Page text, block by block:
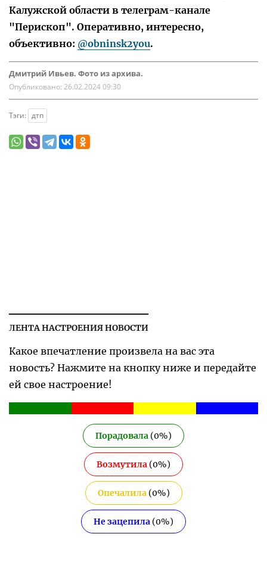
Калужской области в телеграм-канале
"Перископ". Оперативно, интересно,
объективно: @obninsk2you.
Дмитрий Ивьев. Фото из архива.
Опубликовано: 26.02.2024 09:30
Тэги: дтп
ЛЕНТА НАСТРОЕНИЯ НОВОСТИ
Какое впечатление произвела на вас эта
новость? Нажмите на кнопку ниже и передайте
ей свое настроение!
Порадовала (0%)
Возмутила (0%)
Опечалила(0%)
Не зацепила (0%)